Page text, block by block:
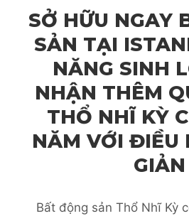
SỞ HỮU NGAY
SẢN TẠI
NĂNG SINH
NHẬN THÊM
THỔ NHĨ KỲ
NĂM VỚI ĐIỀU
GIẢN
Bất động sản Thổ Nhĩ Kỳ